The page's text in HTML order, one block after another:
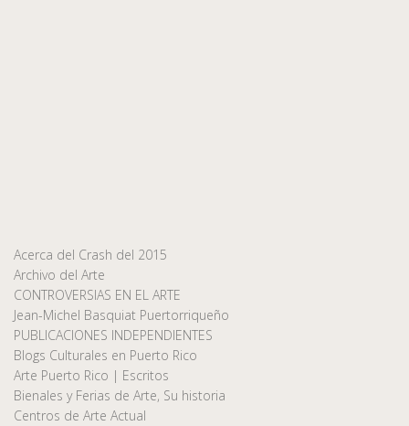
Acerca del Crash del 2015
Archivo del Arte
CONTROVERSIAS EN EL ARTE
Jean-Michel Basquiat Puertorriqueño
PUBLICACIONES INDEPENDIENTES
Blogs Culturales en Puerto Rico
Arte Puerto Rico | Escritos
Bienales y Ferias de Arte, Su historia
Centros de Arte Actual